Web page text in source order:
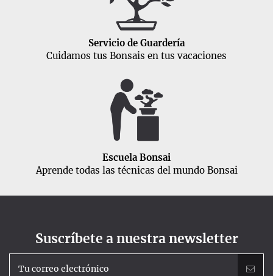
Servicio de Guardería
Cuidamos tus Bonsais en tus vacaciones
Escuela Bonsai
Aprende todas las técnicas del mundo Bonsai
Suscríbete a nuestra newsletter